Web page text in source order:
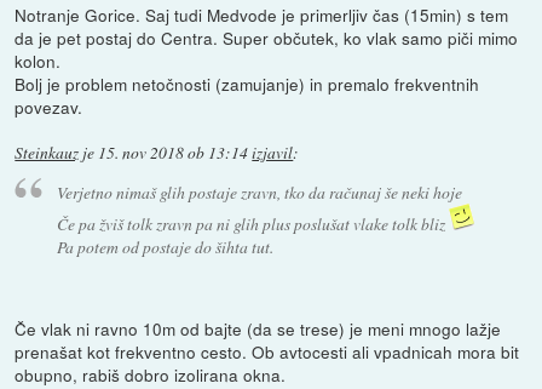
Notranje Gorice. Saj tudi Medvode je primerljiv čas (15min) s tem
da je pet postaj do Centra. Super občutek, ko vlak samo piči mimo
kolon.
Bolj je problem netočnosti (zamujanje) in premalo frekventnih
povezav.
Steinkauz je 15. nov 2018 ob 13:14izjavil:
Verjetno nimaš glih postaje zravn, tko da računaj še neki hoje
Če pa žviš tolk zravn pa ni glih plus poslušat vlake tolk bliz
Pa potem od postaje do šihta tut.
Če vlak ni ravno 10m od bajte (da se trese) je meni mnogo lažje
prenašat kot frekventno cesto. Ob avtocesti ali vpadnicah mora bit
obupno, rabiš dobro izolirana okna.